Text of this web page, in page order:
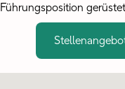
Führungsposition